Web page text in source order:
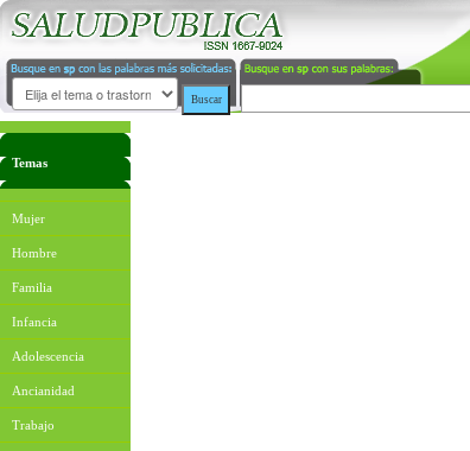
Temas
Mujer
Hombre
Familia
Infancia
Adolescencia
Ancianidad
Trabajo